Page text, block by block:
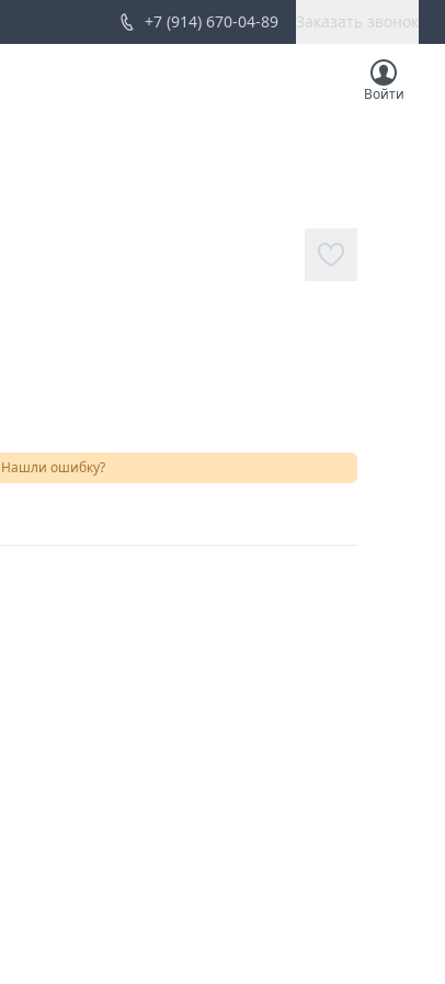
+7 (914) 670-04-89 Заказать звонок
Войти
Нашли ошибку?